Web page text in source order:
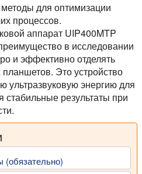
для оптимизации
процессов.
аппарат UIP400MTP
в исследовании
и эффективно отделять
Это устройство
ультразвуковую энергию для
стабильные результаты при
(обязательно)